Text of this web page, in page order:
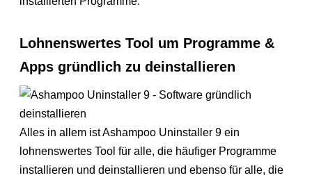
Lohnenswertes Tool um Programme &
Apps gründlich zu deinstallieren
Alles in allem ist Ashampoo Uninstaller 9 ein
lohnenswertes Tool für alle, die häufiger Programme
installieren und deinstallieren und ebenso für alle, die